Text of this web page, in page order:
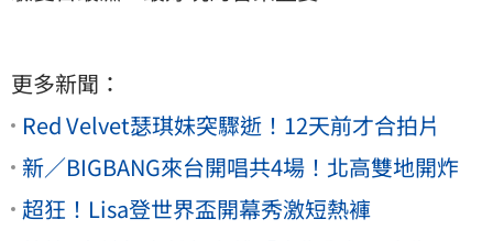
更多新聞：
Red Velvet瑟琪妹突驟逝！12天前才合拍片
新／BIGBANG來台開唱共4場！北高雙地開炸
超狂！Lisa登世界盃開幕秀激短熱褲